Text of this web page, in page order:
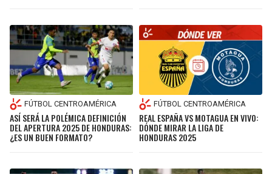
FÚTBOL CENTROAMÉRICA
ASÍ SERÁ LA POLÉMICA DEFINICIÓN
DEL APERTURA 2025 DE HONDURAS:
¿ES UN BUEN FORMATO?
FÚTBOL CENTROAMÉRICA
REAL ESPAÑA VS MOTAGUA EN VIVO:
DÓNDE MIRAR LA LIGA DE
HONDURAS 2025